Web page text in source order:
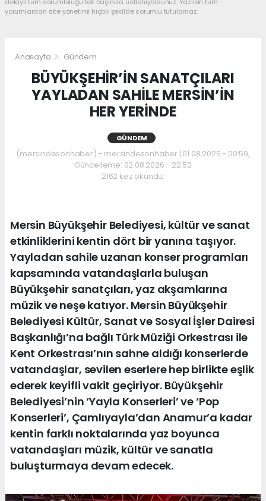
yorumlardan site yönetimi hiçbir şekilde sorumlu tutulamaz.
Anasayfa Gündem
BÜYÜKŞEHİR’İN SANATÇILARI
YAYLADAN SAHİLE MERSİN’İN
HER YERİNDE
GÜNDEM
(mersindesonhaber) - mersindesonhaber | 01.08.2026 - 00:59,
Güncelleme: 02.08.2026 - 22:52
2162 kez okundu.
Mersin Büyükşehir Belediyesi, kültür ve sanat
etkinliklerini kentin dört bir yanına taşıyor.
Yayladan sahile uzanan konser programları
kapsamında vatandaşlarla buluşan
Büyükşehir sanatçıları, yaz akşamlarına
müzik ve neşe katıyor. Mersin Büyükşehir
Belediyesi Kültür, Sanat ve Sosyal İşler Dairesi
Başkanlığı’na bağlı Türk Müziği Orkestrası ile
Kent Orkestrası’nın sahne aldığı konserlerde
vatandaşlar, sevilen eserlere hep birlikte eşlik
ederek keyifli vakit geçiriyor. Büyükşehir
Belediyesi’nin ‘Yayla Konserleri’ ve ‘Pop
Konserleri’, Çamlıyayla’dan Anamur’a kadar
kentin farklı noktalarında yaz boyunca
vatandaşları müzik, kültür ve sanatla
buluşturmaya devam edecek.